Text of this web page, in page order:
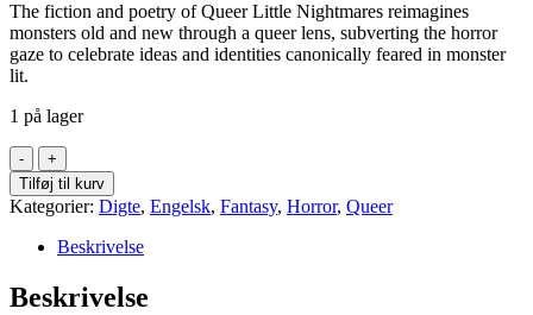
The fiction and poetry ofQueer Little Nightmares reimagines
monsters old and new through a queer lens, subverting the horror
gaze to celebrate ideas and identities canonically feared in monster
lit.
1 på lager
Queer
Little
Nightmares
(Paperback)
antal
Tilføj til kurv
Kategorier: Digte, Engelsk, Fantasy, Horror, Queer
Beskrivelse
Beskrivelse